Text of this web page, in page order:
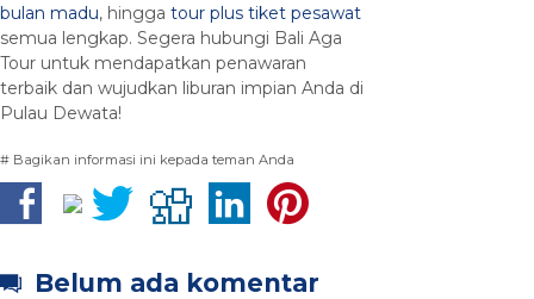
bulan madu, hingga tour plus tiket pesawat
semua lengkap. Segera hubungi Bali Aga
Tour untuk mendapatkan penawaran
terbaik dan wujudkan liburan impian Anda di
Pulau Dewata!
# Bagikan informasi ini kepada teman Anda
Belum ada komentar